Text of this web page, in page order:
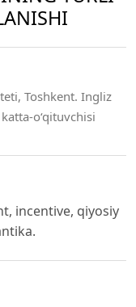
Toshkent. Ingliz
o‘qituvchisi
incentive, qiyosiy